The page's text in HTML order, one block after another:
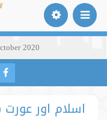
2020
اسلام اور عورت